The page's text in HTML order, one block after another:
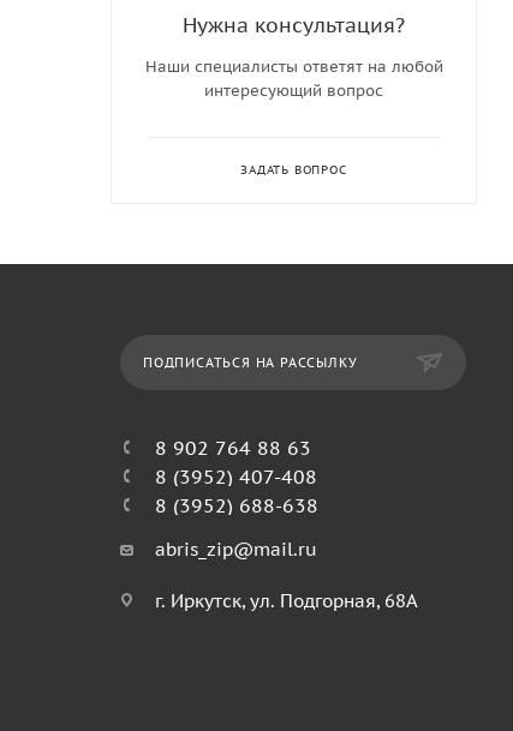
Нужна консультация?
Наши специалисты ответят на любой
интересующий вопрос
ЗАДАТЬ ВОПРОС
ПОДПИСАТЬСЯ НА РАССЫЛКУ
8 902 764 88 63
8 (3952) 407-408
8 (3952) 688-638
abris_zip@mail.ru
г. Иркутск, ул. Подгорная, 68А